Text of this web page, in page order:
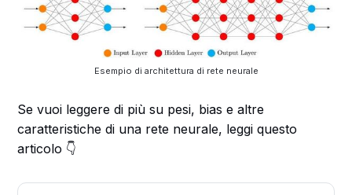
Esempio di architettura di rete neurale
Se vuoi leggere di più su pesi, bias e altre
caratteristiche di una rete neurale, leggi questo
articolo 👇